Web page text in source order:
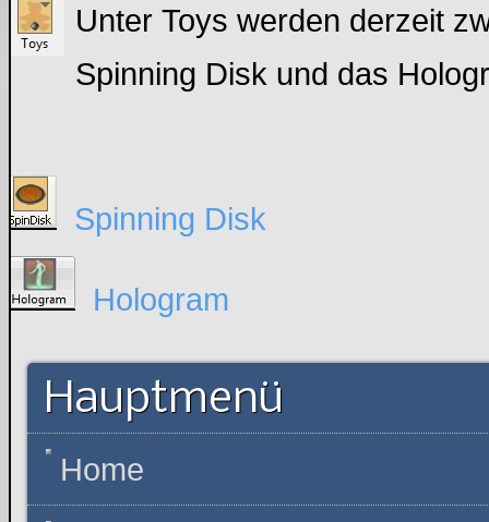
Unter Toys werden derzeit
Spinning Disk und das
Spinning Disk
Hologram
Hauptmenü
Home